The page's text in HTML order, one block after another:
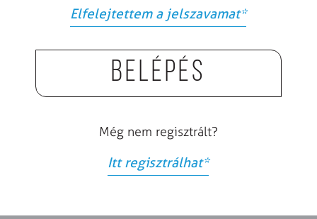
Elfelejtettem a jelszavamat*
Belépés
Még nem regisztrált?
Itt regisztrálhat*